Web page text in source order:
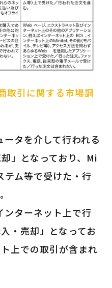
取引に関する市場調
タを介して行われる
」となっており、Mi
ム等で受けた・行
ンターネット上で行
・売却」となってお
上での取引が含まれ